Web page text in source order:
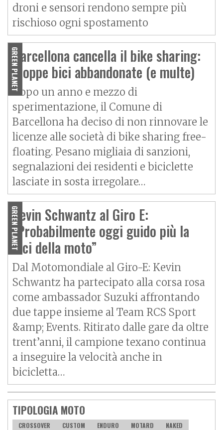
droni e sensori rendono sempre più
rischioso ogni spostamento
GREEN PLANET
Barcellona cancella il bike sharing:
troppe bici abbandonate (e multe)
Dopo un anno e mezzo di
sperimentazione, il Comune di
Barcellona ha deciso di non rinnovare le
licenze alle società di bike sharing free-
floating. Pesano migliaia di sanzioni,
segnalazioni dei residenti e biciclette
lasciate in sosta irregolare…
GREEN PLANET
Kevin Schwantz al Giro E:
"Probabilmente oggi guido più la
bici della moto”
Dal Motomondiale al Giro-E: Kevin
Schwantz ha partecipato alla corsa rosa
come ambassador Suzuki affrontando
due tappe insieme al Team RCS Sport
&amp; Events. Ritirato dalle gare da oltre
trent’anni, il campione texano continua
a inseguire la velocità anche in
bicicletta…
TIPOLOGIA MOTO
CROSSOVER CUSTOM ENDURO MOTARD NAKED